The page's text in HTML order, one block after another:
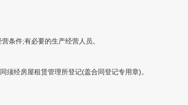
条件;有必要的生产经营人员。
经房屋租赁管理所登记(盖合同登记专用章)。